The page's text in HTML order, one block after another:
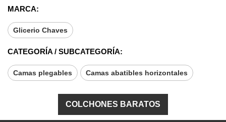
MARCA:
Glicerio Chaves
CATEGORÍA / SUBCATEGORÍA:
Camas plegables Camas abatibles horizontales
COLCHONES BARATOS